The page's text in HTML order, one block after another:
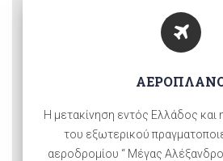
Η μετακίνηση εντός Ελλάδος και
του εξωτερικού
αεροδρομίου “ Μέγας